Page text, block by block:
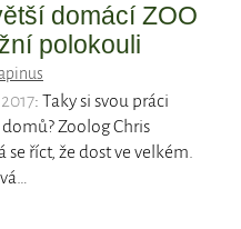
domácí ZOO
polokouli
: Taky si svou práci
Zoolog Chris
říct, že dost ve velkém.